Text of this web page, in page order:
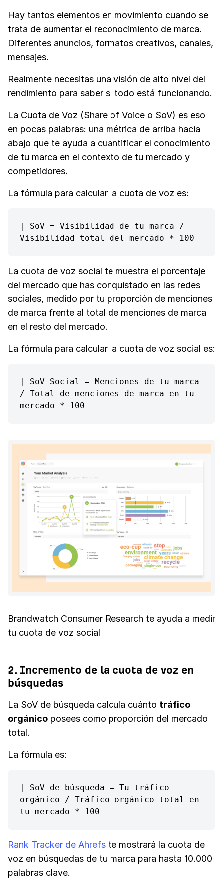
Hay tantos elementos en movimiento cuando se
trata de aumentar el reconocimiento de marca.
Diferentes anuncios, formatos creativos, canales,
mensajes.
Realmente necesitas una visión de alto nivel del
rendimiento para saber si todo está funcionando.
La Cuota de Voz (Share of Voice o SoV) es eso
en pocas palabras: una métrica de arriba hacia
abajo que te ayuda a cuantificar el conocimiento
de tu marca en el contexto de tu mercado y
competidores.
La fórmula para calcular la cuota de voz es:
| SoV = Visibilidad de tu marca /
Visibilidad total del mercado * 100
La cuota de voz social te muestra el porcentaje
del mercado que has conquistado en las redes
sociales, medido por tu proporción de menciones
de marca frente al total de menciones de marca
en el resto del mercado.
La fórmula para calcular la cuota de voz social es:
| SoV Social = Menciones de tu marca
/ Total de menciones de marca en tu
mercado * 100
Brandwatch Consumer Research te ayuda a medir
tu cuota de voz social
2. Incremento de la cuota de voz en
búsquedas
La SoV de búsqueda calcula cuánto tráfico
orgánico posees como proporción del mercado
total.
La fórmula es:
| SoV de búsqueda = Tu tráfico
orgánico / Tráfico orgánico total en
tu mercado * 100
Rank Tracker de Ahrefs te mostrará la cuota de
voz en búsquedas de tu marca para hasta 10.000
palabras clave.